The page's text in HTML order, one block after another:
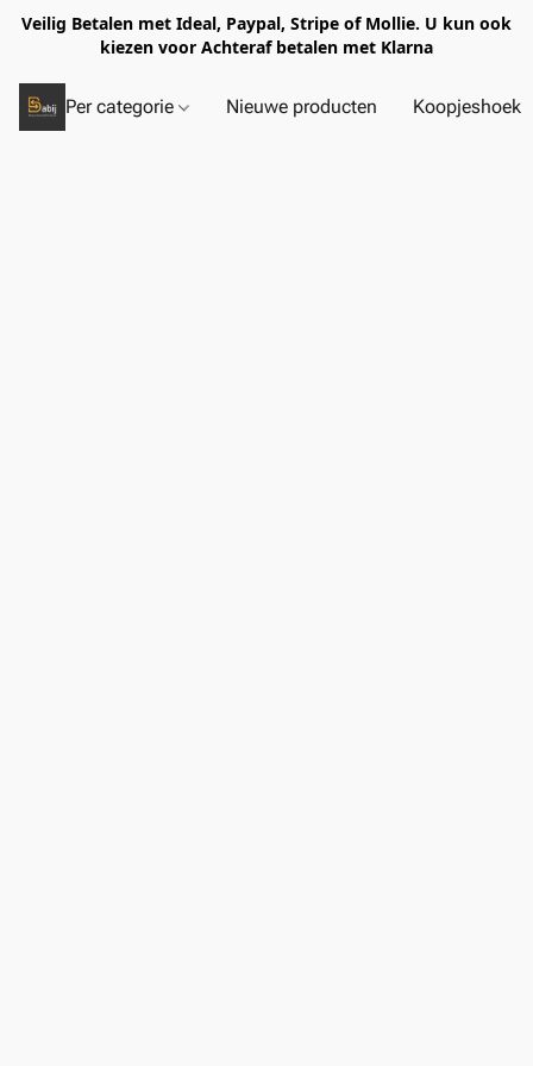
Veilig Betalen met Ideal, Paypal, Stripe of Mollie. U kun ook
kiezen voor Achteraf betalen met Klarna
Per categorie Nieuwe producten Koopjeshoek